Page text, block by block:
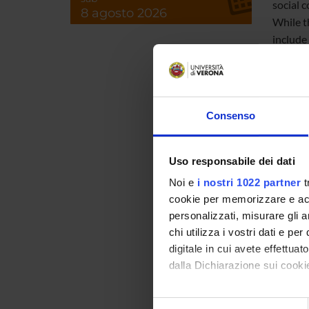
Consenso
Uso responsabile dei dati
Noi e i nostri 1022 partner
cookie per memorizzare e
personalizzati, misurare gli
chi utilizza i vostri dati e per
digitale in cui avete
dalla Dichiarazione sui
Con il tuo consenso,
8 agosto 2026
social
While
Our